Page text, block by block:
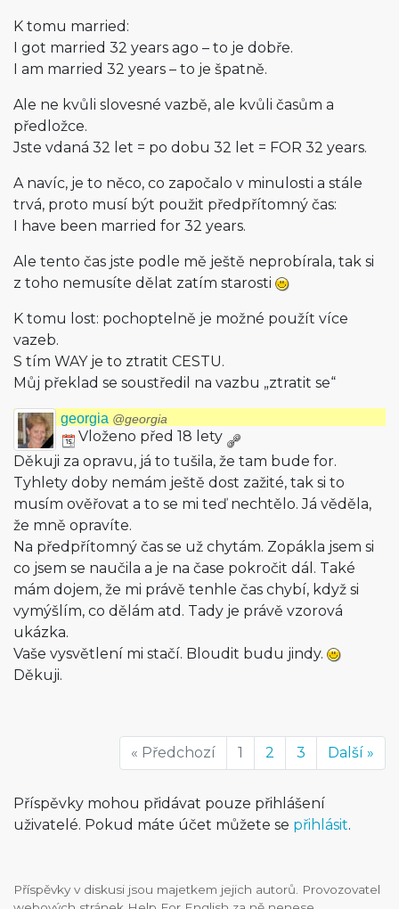
K tomu married:
I got married 32 years ago – to je dobře.
I am married 32 years – to je špatně.
Ale ne kvůli slovesné vazbě, ale kvůli časům a
předložce.
Jste vdaná 32 let = po dobu 32 let = FOR 32 years.
A navíc, je to něco, co započalo v minulosti a stále
trvá, proto musí být použit předpřítomný čas:
I have been married for 32 years.
Ale tento čas jste podle mě ještě neprobírala, tak si
z toho nemusíte dělat zatím starosti
K tomu lost: pochoptelně je možné použít více
vazeb.
S tím WAY je to ztratit CESTU.
Můj překlad se soustředil na vazbu „ztratit se“
georgia @georgia
Vloženo před 18 lety
Děkuji za opravu, já to tušila, že tam bude for.
Tyhlety doby nemám ještě dost zažité, tak si to
musím ověřovat a to se mi teď nechtělo. Já věděla,
že mně opravíte.
Na předpřítomný čas se už chytám. Zopákla jsem si
co jsem se naučila a je na čase pokročit dál. Také
mám dojem, že mi právě tenhle čas chybí, když si
vymýšlím, co dělám atd. Tady je právě vzorová
ukázka.
Vaše vysvětlení mi stačí. Bloudit budu jindy.
Děkuji.
« Předchozí 1 2 3 Další »
Příspěvky mohou přidávat pouze přihlášení
uživatelé. Pokud máte účet můžete se přihlásit.
Příspěvky v diskusi jsou majetkem jejich autorů. Provozovatel